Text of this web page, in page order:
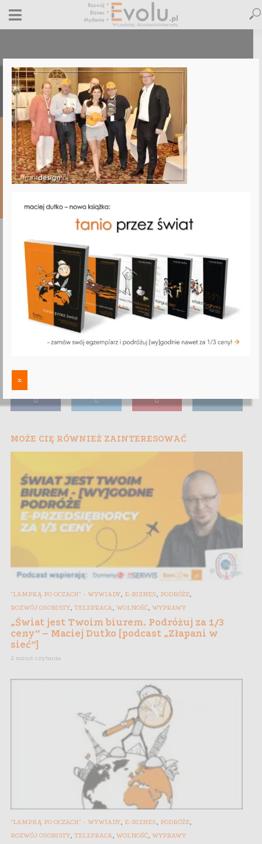
bangkok-dutko-2016-1
20 czerwca 2019 Dodaj komentarz Maciej Dutko 1 minut czytania
MOŻE CIĘ RÓWNIEŻ ZAINTERESOWAĆ
"LAMPKĄ PO OCZACH" - WYWIADY, E-BIZNES, PODRÓŻE,
ROZWÓJ OSOBISTY, TELEPRACA, WOLNOŚĆ, WYPRAWY
„Świat jest Twoim biurem. Podróżuj za 1/3
ceny” – Maciej Dutko [podcast „Złapani w
sieć”]
2 minut czytania
"LAMPKĄ PO OCZACH" - WYWIADY, E-BIZNES PODRÓŻE
ROZWÓJ OSOBISTY, TELEPRACA WOLNOŚĆ WYPRAWY
x